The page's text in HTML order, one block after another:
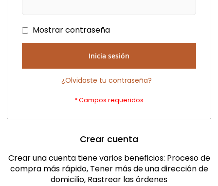
Mostrar contraseña
Inicia sesión
¿Olvidaste tu contraseña?
Crear cuenta
Crear una cuenta tiene varios beneficios: Proceso de
compra más rápido, Tener más de una dirección de
domicilio, Rastrear las órdenes